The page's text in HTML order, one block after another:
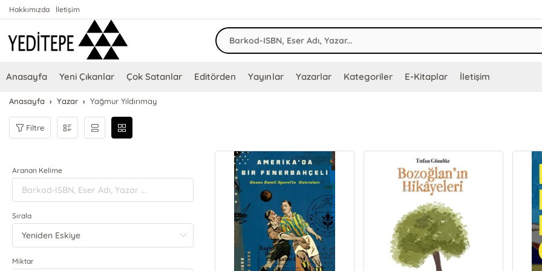
Hakkımızda İletişim
Anasayfa Yeni Çıkanlar Çok Satanlar Editörden Yayınlar Yazarlar Kategoriler E-Kitaplar İletişim
Anasayfa Yazar Yağmur Yıldırımay
Filtre
Aranan Kelime
Sırala
Miktar